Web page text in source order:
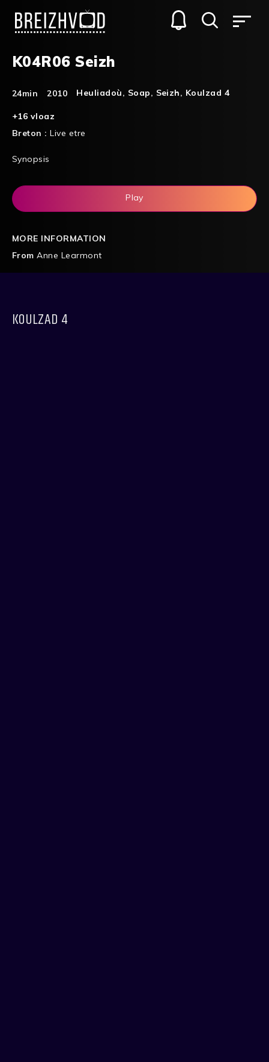
K04R06 Seizh
24min 2010 Heuliadoù, Soap, Seizh, Koulzad 4
+16 vloaz
Breton :Live etre
Synopsis
Play
MORE INFORMATION
From Anne Learmont
KOULZAD 4